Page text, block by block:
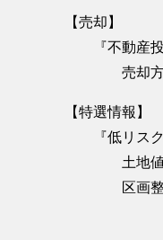
【売却】
『不動産投
売却方
【特選情報】
『低リスク
土地値で
区画整